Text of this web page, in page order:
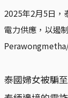
2025年2月5日，
電力供應，以遏
泰國婦女被騙